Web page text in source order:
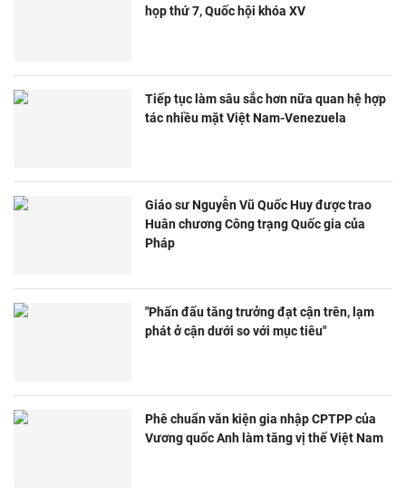
họp thứ 7, Quốc hội khóa XV
Tiếp tục làm sâu sắc hơn nữa quan hệ hợp
tác nhiều mặt Việt Nam-Venezuela
Giáo sư Nguyễn Vũ Quốc Huy được trao
Huân chương Công trạng Quốc gia của
Pháp
"Phấn đấu tăng trưởng đạt cận trên, lạm
phát ở cận dưới so với mục tiêu"
Phê chuẩn văn kiện gia nhập CPTPP của
Vương quốc Anh làm tăng vị thế Việt Nam